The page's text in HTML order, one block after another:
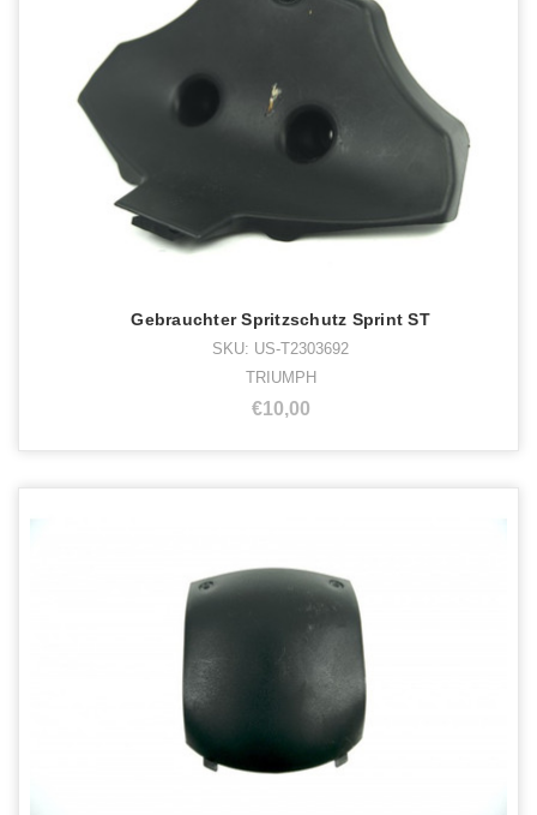
Gebrauchter Spritzschutz Sprint ST
SKU: US-T2303692
TRIUMPH
€10,00